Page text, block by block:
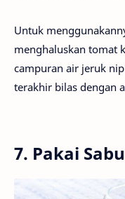
Untuk
menghaluskan tomat
campuran air jeruk
terakhir bilas dengan
7. Pakai